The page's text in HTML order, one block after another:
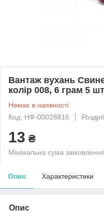
Вантаж вухань
колір 008, 6 грам 5
Немає в наявності
Код: НФ-00028816
13 ₴
Мінімальна сума
Опис Характеристики
Опис